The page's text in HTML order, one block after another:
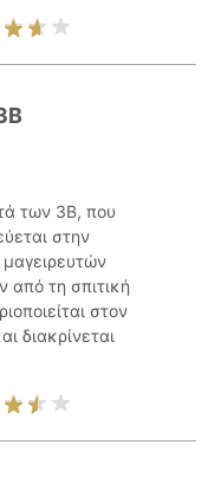
των 3Β, που
στην
τη σπιτική
στον
διακρίνεται